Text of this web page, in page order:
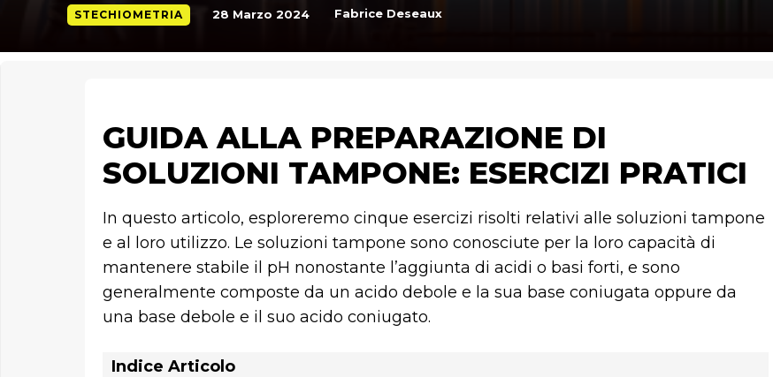
STECHIOMETRIA 28 Marzo 2024 Fabrice Deseaux
GUIDA ALLA PREPARAZIONE DI
SOLUZIONI TAMPONE: ESERCIZI PRATICI
In questo articolo, esploreremo cinque esercizi risolti relativi alle soluzioni tampone
e al loro utilizzo. Le soluzioni tampone sono conosciute per la loro capacità di
mantenere stabile il pH nonostante l’aggiunta di acidi o basi forti, e sono
generalmente composte da un acido debole e la sua base coniugata oppure da
una base debole e il suo acido coniugato.
Indice Articolo